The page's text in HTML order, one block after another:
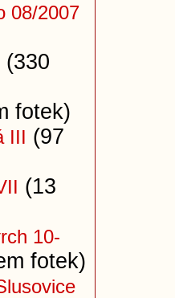
08/2007
(330
fotek)
III (97
(13
10-
fotek)